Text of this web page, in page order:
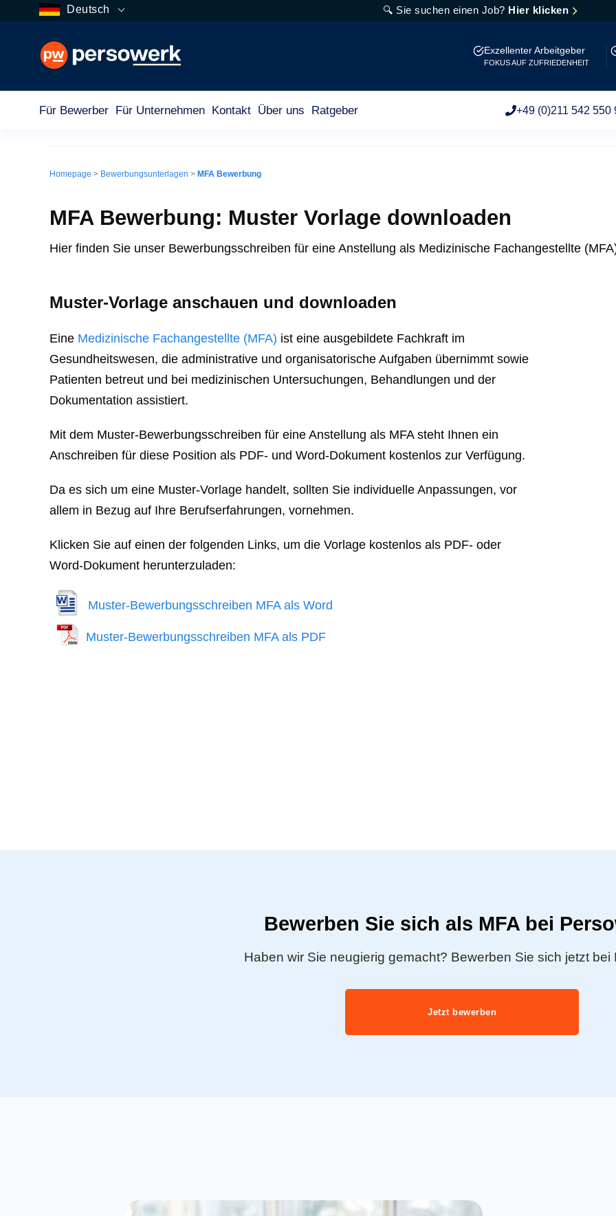
Deutsch 🔍 Sie suchen einen Job? Hier klicken
Exzellenter Arbeitgeber
FOKUS AUF ZUFRIEDENHEIT
Für Bewerber Für Unternehmen Kontakt Über uns Ratgeber +49 (0)211 542 550
Homepage > Bewerbungsunterlagen > MFA Bewerbung
MFA Bewerbung: Muster Vorlage downloaden
Hier finden Sie unser Bewerbungsschreiben für eine Anstellung als Medizinische Fachangestellte
Muster-Vorlage anschauen und downloaden
Eine Medizinische Fachangestellte (MFA) ist eine ausgebildete Fachkraft im
Gesundheitswesen, die administrative und organisatorische Aufgaben übernimmt sowie
Patienten betreut und bei medizinischen Untersuchungen, Behandlungen und der
Dokumentation assistiert.
Mit dem Muster-Bewerbungsschreiben für eine Anstellung als MFA steht Ihnen ein
Anschreiben für diese Position als PDF- und Word-Dokument kostenlos zur Verfügung.
Da es sich um eine Muster-Vorlage handelt, sollten Sie individuelle Anpassungen, vor
allem in Bezug auf Ihre Berufserfahrungen, vornehmen.
Klicken Sie auf einen der folgenden Links, um die Vorlage kostenlos als PDF- oder
Word-Dokument herunterzuladen:
Muster-Bewerbungsschreiben MFA als Word
Muster-Bewerbungsschreiben MFA als PDF
Bewerben Sie sich als MFA bei
Haben wir Sie neugierig gemacht? Bewerben Sie sich jetzt bei
Jetzt bewerben